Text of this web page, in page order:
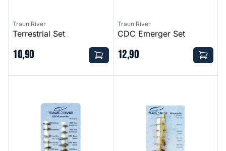
Traun River
Terrestrial Set
10,90
Traun River
CDC Emerger Set
12,90